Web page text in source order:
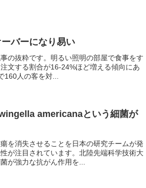
バーになり易い
の抜粋です。明るい照明の部屋で食事をす
文する割合が16-24%ほど増える傾向にあ
人の客を対...
americanaという細菌が
を消失させることを日本の研究チームが発
が注目されています。北陸先端科学技術大
が強力な抗がん作用を...